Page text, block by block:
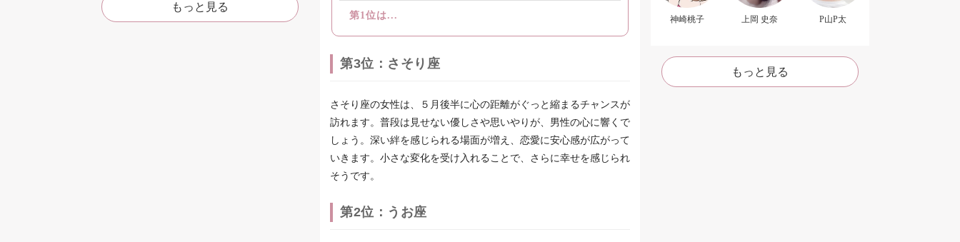
もっと見る
第1位は...
第3位：さそり座
さそり座の女性は、５月後半に心の距離がぐっと縮まるチャンスが
訪れます。普段は見せない優しさや思いやりが、男性の心に響くで
しょう。深い絆を感じられる場面が増え、恋愛に安心感が広がって
いきます。小さな変化を受け入れることで、さらに幸せを感じられ
そうです。
第2位：うお座
神崎桃子 上岡 史奈 P山P太
もっと見る